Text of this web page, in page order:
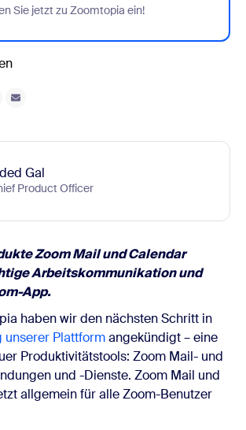
Sie jetzt zu Zoomtopia ein!
Sie jetzt zu Zoomtopia ein!
Gal
Product Officer
Zoom Mail und Calendar
Arbeitskommunikation und
App.
haben wir den nächsten Schritt in
unserer Plattformangekündigt – eine
Produktivitätstools: Zoom Mail- und
und -Dienste. Zoom Mail und
allgemein für alle Zoom-Benutzer